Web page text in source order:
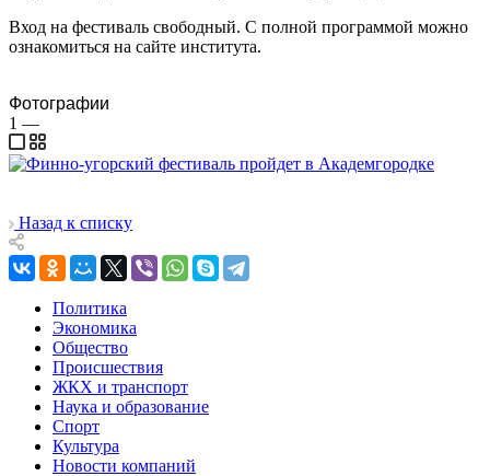
Вход на фестиваль свободный. С полной программой можно
ознакомиться на сайте института.
Фотографии
1 —
Назад к списку
Политика
Экономика
Общество
Происшествия
ЖКХ и транспорт
Наука и образование
Спорт
Культура
Новости компаний